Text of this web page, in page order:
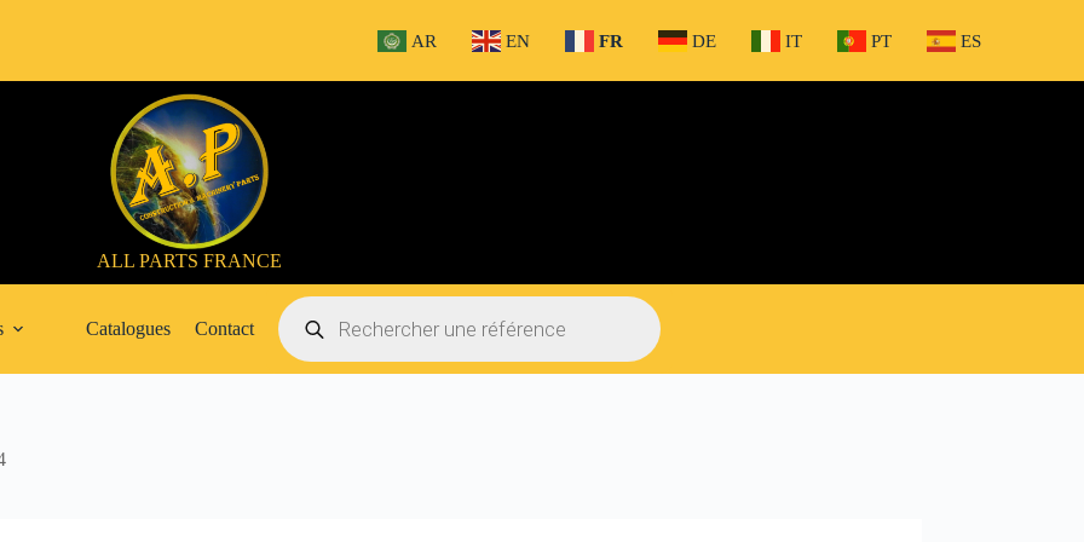
AR EN FR DE IT PT ES
ALL PARTS FRANCE
Catalogues Contact
Recherche
de
produits